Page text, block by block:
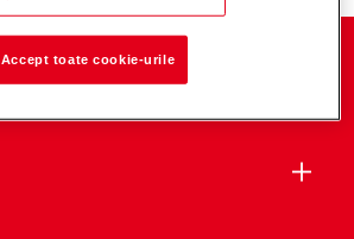
Accept toate cookie-urile